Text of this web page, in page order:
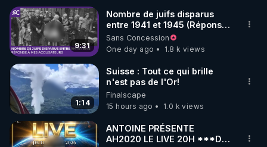
9:31
Nombre de juifs disparus
entre 1941 et 1945 (Réponse
à mes accusateurs)
Sans Concession
One day ago
1.8 k views
1:14
Suisse : Tout ce qui brille
n'est pas de l'Or!
Finalscape
15 hours ago
1.0 k views
ANTOINE PRÉSENTE
AH2020 LE LIVE 20H ***DU